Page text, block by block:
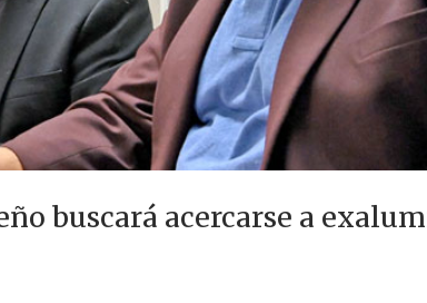
buscará acercarse a